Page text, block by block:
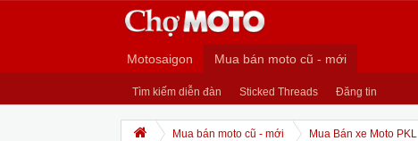
Motosaigon Mua bán moto cũ - mới
Tìm kiếm diễn đàn Sticked Threads Đăng tin
Mua bán moto cũ - mới Mua Bán xe Moto PKL